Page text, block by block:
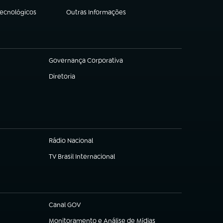
Outras Informações
(abre em nova aba)
Governança Corporativa
(abre em nova aba)
Diretoria
(abre em nova aba)
Rádio Nacional
TV Brasil Internacional
(abre em nova aba)
Canal GOV
(abre em nova aba)
Monitoramento e Análise de Mídias